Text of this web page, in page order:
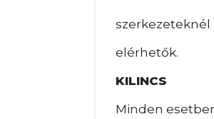
szerkezeteknél
elérhetők.
KILINCS
Minden